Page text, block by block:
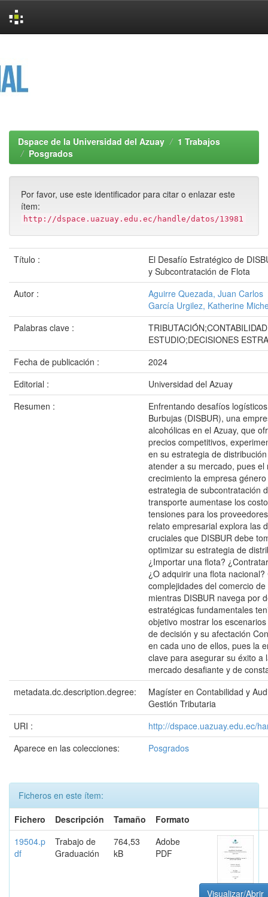
Dspace de la Universidad del Azuay
1 Trabajos
Posgrados
Por favor, use este identificador para citar o enlazar este
ítem:
http://dspace.uazuay.edu.ec/handle/datos/13981
Título :
El Desafío Estratégico de
y Subcontratación de Flota
Autor :
Aguirre Quezada, Juan Carlos
García Urgilez, Katherine
Palabras clave :
ESTUDIO;DECISIONES
Fecha de publicación :
2024
Editorial :
Universidad del Azuay
Resumen :
Enfrentando desafíos
Burbujas (DISBUR), una
alcohólicas en el Azuay, que
precios competitivos,
en su estrategia de
atender a su mercado, pues el
crecimiento la empresa
estrategia de subcontratación
transporte aumentase los
tensiones para los
relato empresarial explora las
cruciales que DISBUR debe
optimizar su estrategia de
¿Importar una flota?
¿O adquirir una flota nacional?
complejidades del comercio
mientras DISBUR navega por
estratégicas fundamentales
objetivo mostrar los
de decisión y su afectación
en cada uno de ellos, pues la
clave para asegurar su éxito a
mercado desafiante y de
metadata.dc.description.degree:
Magíster en Contabilidad y
Gestión Tributaria
URI :
http://dspace.uazuay.edu.ec/
Aparece en las colecciones:
Posgrados
Ficheros en este ítem:
Fichero
Descripción Tamaño
Formato
19504.p
df
Trabajo de
Graduación
764,53
kB
Adobe
PDF
Visualizar/Abrir